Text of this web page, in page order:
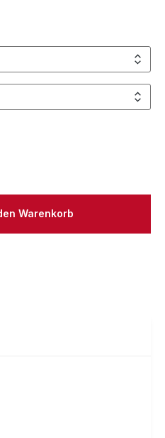
Wert
Warenkorb